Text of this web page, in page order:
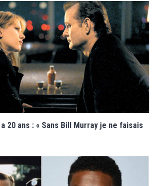
20 ans : « Sans Bill Murray je ne faisais